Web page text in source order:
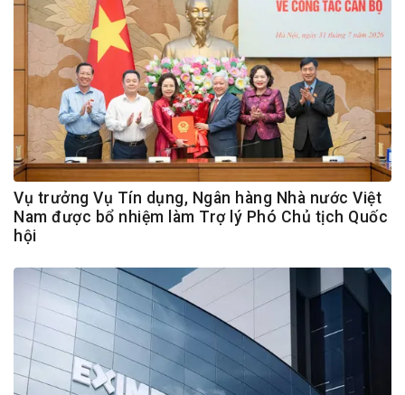
Vụ trưởng Vụ Tín dụng, Ngân hàng Nhà nước Việt
Nam được bổ nhiệm làm Trợ lý Phó Chủ tịch Quốc
hội